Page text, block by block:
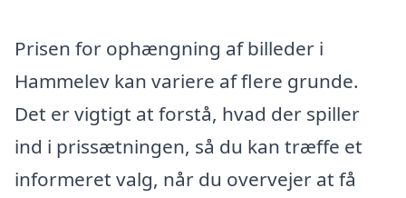
Prisen for ophængning af billeder i
Hammelev kan variere af flere grunde.
Det er vigtigt at forstå, hvad der spiller
ind i prissætningen, så du kan træffe et
informeret valg, når du overvejer at få